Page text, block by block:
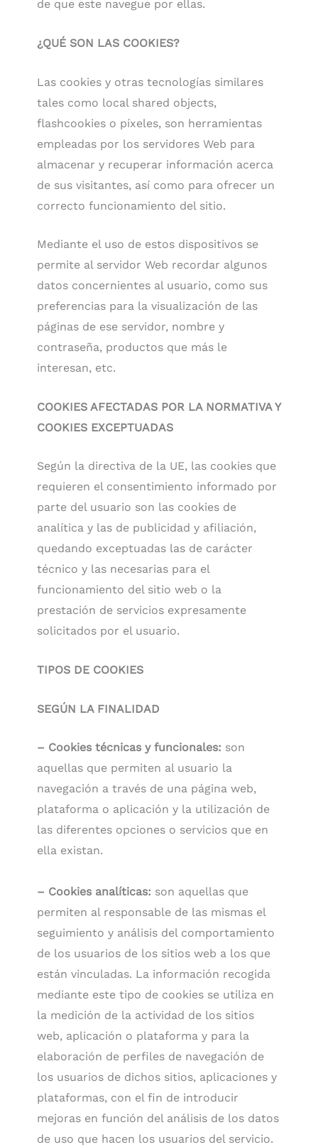
de que este navegue por ellas.
¿QUÉ SON LAS COOKIES?
Las cookies y otras tecnologías similares
tales como local shared objects,
flashcookies o píxeles, son herramientas
empleadas por los servidores Web para
almacenar y recuperar información acerca
de sus visitantes, así como para ofrecer un
correcto funcionamiento del sitio.
Mediante el uso de estos dispositivos se
permite al servidor Web recordar algunos
datos concernientes al usuario, como sus
preferencias para la visualización de las
páginas de ese servidor, nombre y
contraseña, productos que más le
interesan, etc.
COOKIES AFECTADAS POR LA NORMATIVA Y
COOKIES EXCEPTUADAS
Según la directiva de la UE, las cookies que
requieren el consentimiento informado por
parte del usuario son las cookies de
analítica y las de publicidad y afiliación,
quedando exceptuadas las de carácter
técnico y las necesarias para el
funcionamiento del sitio web o la
prestación de servicios expresamente
solicitados por el usuario.
TIPOS DE COOKIES
SEGÚN LA FINALIDAD
– Cookies técnicas y funcionales: son
aquellas que permiten al usuario la
navegación a través de una página web,
plataforma o aplicación y la utilización de
las diferentes opciones o servicios que en
ella existan.
– Cookies analíticas: son aquellas que
permiten al responsable de las mismas el
seguimiento y análisis del comportamiento
de los usuarios de los sitios web a los que
están vinculadas. La información recogida
mediante este tipo de cookies se utiliza en
la medición de la actividad de los sitios
web, aplicación o plataforma y para la
elaboración de perfiles de navegación de
los usuarios de dichos sitios, aplicaciones y
plataformas, con el fin de introducir
mejoras en función del análisis de los datos
de uso que hacen los usuarios del servicio.